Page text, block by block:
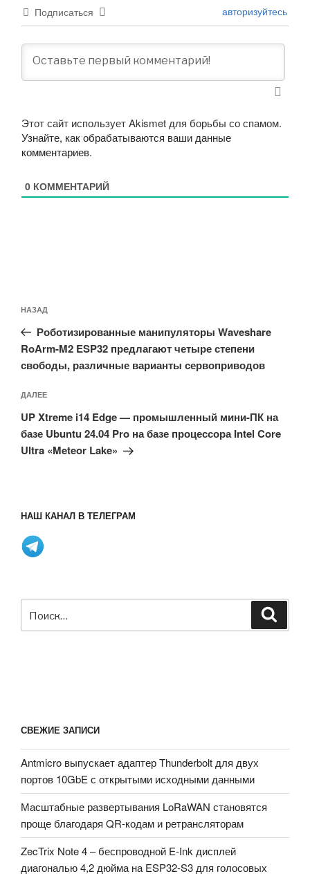
Подписаться авторизуйтесь
Этот сайт использует Akismet для борьбы со спамом.
Узнайте, как обрабатываются ваши данные
комментариев.
0 КОММЕНТАРИЙ
по
записям
Предыдущая
запись:
НАЗАД
Роботизированные манипуляторы Waveshare
RoArm-M2 ESP32 предлагают четыре степени
свободы, различные варианты сервоприводов
Следующая
запись
ДАЛЕЕ
UP Xtreme i14 Edge — промышленный мини-ПК на
базе Ubuntu 24.04 Pro на базе процессора Intel Core
Ultra «Meteor Lake»
НАШ КАНАЛ В ТЕЛЕГРАМ
СВЕЖИЕ ЗАПИСИ
Antmicro выпускает адаптер Thunderbolt для двух
портов 10GbE с открытыми исходными данными
Масштабные развертывания LoRaWAN становятся
проще благодаря QR-кодам и ретрансляторам
ZecTrix Note 4 – беспроводной E-Ink дисплей
диагональю 4,2 дюйма на ESP32-S3 для голосовых